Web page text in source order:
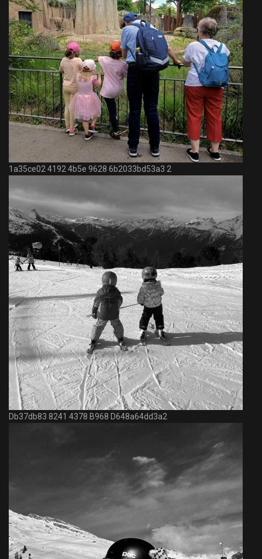
1a35ce02 4192 4b5e 9628 6b2033bd53a3 2
Db37db83 8241 4378 B968 D648a64dd3a2